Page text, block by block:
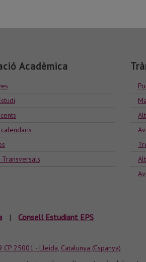
Acadèmica
| Consell Estudiant EPS
CP 25001 - Lleida, Catalunya (Espanya)